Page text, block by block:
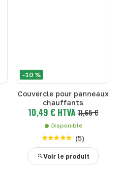
-10 %
Couvercle pour panneaux
chauffants
10,49 € HTVA 11,65 €
Disponible
(5)
Voir le produit